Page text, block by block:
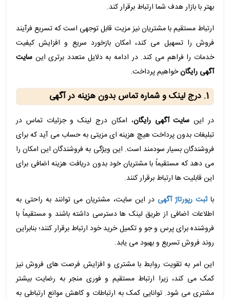
بهتر با بازار هدف شما ارتباط برقرار کند.
ارتباط مستقیم با مشتریان نیز مزیت قابل توجهی است که تسریع فرآیند
فروش را تسهیل می کند، امکان بازخورد سریع و افزایش کیفیت
خدمات را فراهم می کند. در ادامه به دلایل متعدد برتری این سایت
آگهی رایگانخواهیم پرداخت.
1. درج لینک و شماره تماس بدون هزینه در آگهی
در این سایت آگهی رایگان، امکان درج لینک و جزئیات تماس در
تبلیغات بدون پرداخت هیچ هزینه ‌ای مزیتی به حساب می آید که برای
فروشندگان بسیار سودمند است. این ویژگی به فروشندگان این امکان را
می دهد که مستقیماً با مشتریان خود بدون دریافت هزینه اضافی برای
این قابلیت ها ارتباط برقرار کنند.
باثبت رپورتاژ آگهی در این سایت، مشتریان می توانند به راحتی به
اطلاعات اضافی از طریق لینک ها دسترسی داشته باشند و مستقیماً با
فروشنده برای پرس و جو و تکمیل خرید خود ارتباط برقرار کنند؛ بنابراین
روند فروش تسریع و بهبود می یابد.
این امر به تقویت روابط با مشتری و افزایش فرصت های فروش نیز
کمک می کند، زیرا ارتباط مستقیم و فوری منجر به رضایت بیشتر
مشتری می شود. توانایی کمک به ارتباطات و کاهش موانع ارتباطی به